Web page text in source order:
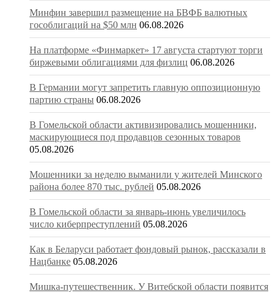
Минфин завершил размещение на БВФБ валютных
гособлигаций на $50 млн 06.08.2026
На платформе «Финмаркет» 17 августа стартуют торги
биржевыми облигациями для физлиц 06.08.2026
В Германии могут запретить главную оппозиционную
партию страны 06.08.2026
В Гомельской области активизировались мошенники,
маскирующиеся под продавцов сезонных товаров
05.08.2026
Мошенники за неделю выманили у жителей Минского
района более 870 тыс. рублей 05.08.2026
В Гомельской области за январь-июнь увеличилось
число киберпреступлений 05.08.2026
Как в Беларуси работает фондовый рынок, рассказали в
Нацбанке 05.08.2026
Мишка-путешественник. У Витебской области появится